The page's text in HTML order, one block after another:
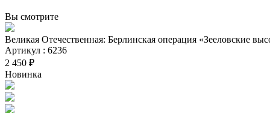
Вы смотрите
Великая Отечественная: Берлинская операция «Зееловские
Артикул : 6236
2 450 ₽
Новинка